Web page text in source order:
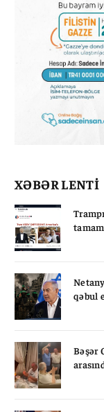
XƏBƏR LENTİ
qəbul
Bəşər